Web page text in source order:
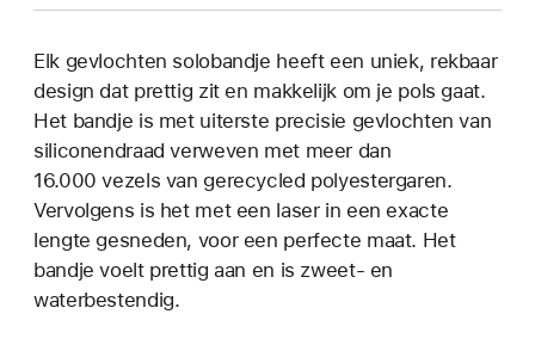
Elk gevlochten solobandje heeft een uniek, rekbaar
design dat prettig zit en makkelijk om je pols gaat.
Het bandje is met uiterste precisie gevlochten van
siliconendraad verweven met meer dan
16.000 vezels van gerecycled polyestergaren.
Vervolgens is het met een laser in een exacte
lengte gesneden, voor een perfecte maat. Het
bandje voelt prettig aan en is zweet- en
waterbestendig.